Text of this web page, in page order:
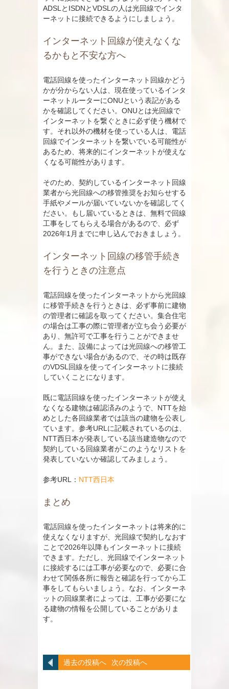
ADSLとISDNとVDSLの人は光回線でインタ
ーネットに接続できるようにしましょう。
インターネット回線が使えなくな
るかもと不安な方へ
電話回線を使ったインターネット回線かどう
かが分からない人は、現在使っているインタ
ーネットルーターにONUという表記がある
かを確認してください。ONUとは光回線で
インターネットを繋ぐときに必ず使う機材で
す。それ以外の機材を使っている人は、電話
回線でインターネットを繋いでいる可能性が
あるため、将来的にインターネットが使えな
くなる可能性があります。
そのため、契約しているインターネット回線
業者から光回線への移管推奨をお知らせする
手紙やメールが届いていないかを確認してく
ださい。もし届いているときは、無料で回線
工事をしてもらえる場合があるので、必ず
2026年1月までに申し込んでおきましょう。
インターネット回線の移管手続き
を行うときの注意点
電話回線を使ったインターネットから光回線
に移管手続きを行うときは、必ず事前に建物
の管理者に確認を取ってください。集合住宅
の場合は工事の際に管理者が立ち会う必要が
あり、無許可で工事を行うことができませ
ん。また、設備によっては光回線への移管工
事ができない場合があるので、その時は既存
のVDSL回線を使ってインターネットに接続
していくことになります。
既に電話回線を使ったインターネットが使え
なくなる建物は確認済みのようで、NTTを始
めとした各回線業者では該当の建物を公表し
ています。参考URLに記載されているのは、
NTT西日本が発表している該当建造物なので
契約している回線業者がこのようなリストを
発表していないか確認してみましょう。
参考URL： NTT西日本
まとめ
電話回線を使ったインターネットは将来的に
使えなくなりますが、光回線で契約しなおす
ことで2026年以降もインターネットに接続
できます。ただし、光回線でインターネット
に接続するには工事が必要なので、必要に合
わせて関係各所に報告と確認を行ってから工
事をしてもらいましょう。なお、インターネ
ットの回線業者によっては、工事が必要にな
る建物の情報を公開していることがありま
す。
過去の投稿へ 次の投稿へ